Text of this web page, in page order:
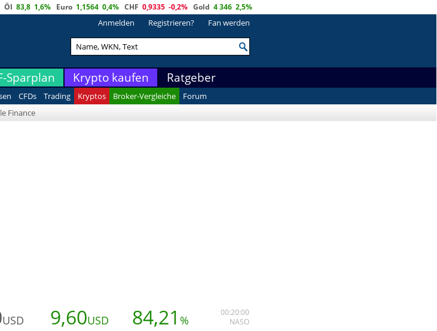
Öl 83,8 1,6% Euro 1,1564 0,4% CHF 0,9335 -0,2% Gold 4 346 2,5%
Anmelden Registrieren? Fan werden
Sparplan Krypto kaufen Ratgeber
CFDs Trading Kryptos Broker-Vergleiche
Forum
Finance
USD 9,60USD 84,21 %
00:20:00
NASO